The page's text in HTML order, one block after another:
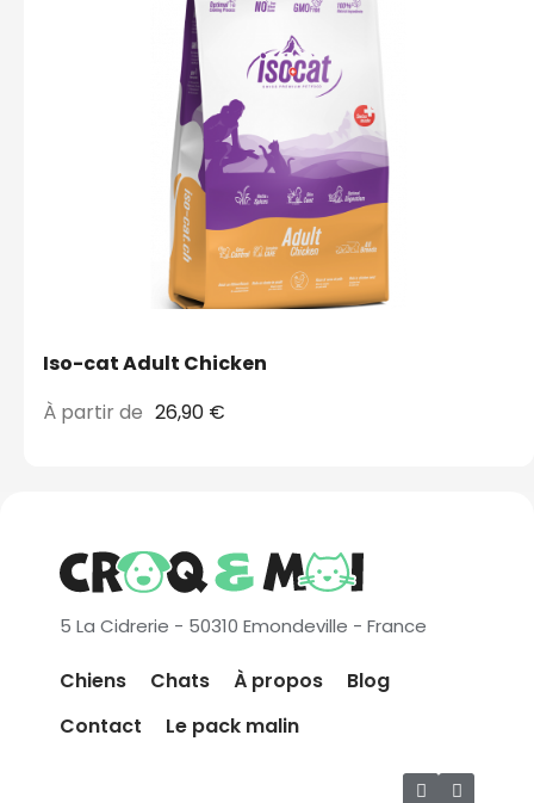
Iso-cat Adult Chicken
À partir de 26,90 €
5 La Cidrerie - 50310 Emondeville - France
Chiens Chats À propos
Blog
Contact
Le pack malin